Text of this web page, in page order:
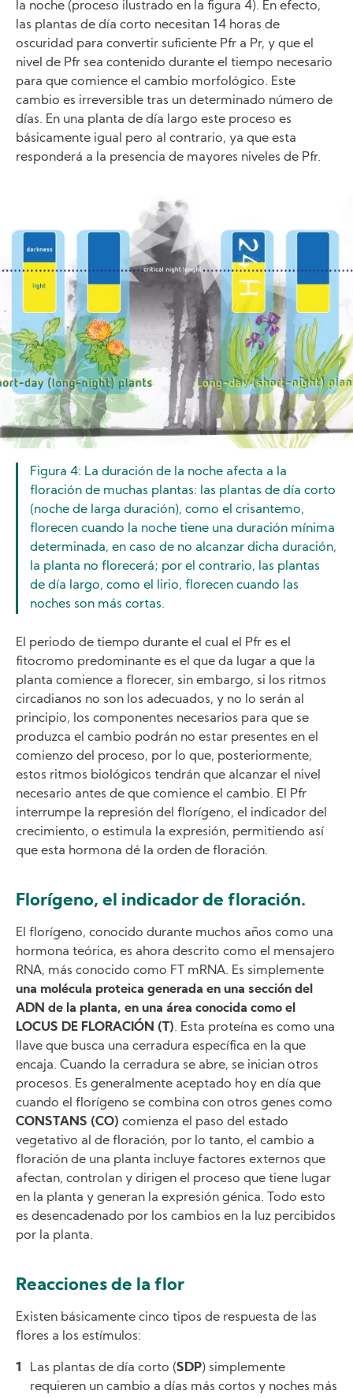
la noche (proceso ilustrado en la figura 4). En efecto,
las plantas de día corto necesitan 14 horas de
oscuridad para convertir suficiente Pfr a Pr, y que el
nivel de Pfr sea contenido durante el tiempo necesario
para que comience el cambio morfológico. Este
cambio es irreversible tras un determinado número de
días. En una planta de día largo este proceso es
básicamente igual pero al contrario, ya que esta
responderá a la presencia de mayores niveles de Pfr.
Figura 4: La duración de la noche afecta a la
floración de muchas plantas: las plantas de día corto
(noche de larga duración), como el crisantemo,
florecen cuando la noche tiene una duración mínima
determinada, en caso de no alcanzar dicha duración,
la planta no florecerá; por el contrario, las plantas
de día largo, como el lirio, florecen cuando las
noches son más cortas.
El periodo de tiempo durante el cual el Pfr es el
fitocromo predominante es el que da lugar a que la
planta comience a florecer, sin embargo, si los ritmos
circadianos no son los adecuados, y no lo serán al
principio, los componentes necesarios para que se
produzca el cambio podrán no estar presentes en el
comienzo del proceso, por lo que, posteriormente,
estos ritmos biológicos tendrán que alcanzar el nivel
necesario antes de que comience el cambio. El Pfr
interrumpe la represión del florígeno, el indicador del
crecimiento, o estimula la expresión, permitiendo así
que esta hormona dé la orden de floración.
Florígeno, el indicador de floración.
El florígeno, conocido durante muchos años como una
hormona teórica, es ahora descrito como el mensajero
RNA, más conocido como FT mRNA. Es simplemente
una molécula proteica generada en una sección del
ADN de la planta, en una área conocida como el
LOCUS DE FLORACIÓN (T). Esta proteína es como una
llave que busca una cerradura específica en la que
encaja. Cuando la cerradura se abre, se inician otros
procesos. Es generalmente aceptado hoy en día que
cuando el florígeno se combina con otros genes como
CONSTANS (CO) comienza el paso del estado
vegetativo al de floración, por lo tanto, el cambio a
floración de una planta incluye factores externos que
afectan, controlan y dirigen el proceso que tiene lugar
en la planta y generan la expresión génica. Todo esto
es desencadenado por los cambios en la luz percibidos
por la planta.
Reacciones de la flor
Existen básicamente cinco tipos de respuesta de las
flores a los estímulos:
Las plantas de día corto (SDP) simplemente
requieren un cambio a días más cortos y noches más